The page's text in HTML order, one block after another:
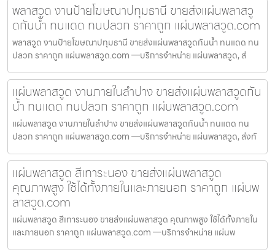
พลาสวูด งานป้ายโฆษณาปทุมธานี ขายส่งแผ่นพลาสวู
ดกันน้ำ ทนแดด ทนปลวก ราคาถูก แผ่นพลาสวูด.com
พลาสวูด งานป้ายโฆษณาปทุมธานี ขายส่งแผ่นพลาสวูดกันน้ำ ทนแดด ทน
ปลวก ราคาถูก แผ่นพลาสวูด.com —บริการจำหน่าย แผ่นพลาสวูด, ส่
แผ่นพลาสวูด งานภายในลำปาง ขายส่งแผ่นพลาสวูดกัน
น้ำ ทนแดด ทนปลวก ราคาถูก แผ่นพลาสวูด.com
แผ่นพลาสวูด งานภายในลำปาง ขายส่งแผ่นพลาสวูดกันน้ำ ทนแดด ทน
ปลวก ราคาถูก แผ่นพลาสวูด.com —บริการจำหน่าย แผ่นพลาสวูด, ส่งทั
แผ่นพลาสวูด สีเทาระนอง ขายส่งแผ่นพลาสวูด
คุณภาพสูง ใช้ได้ทั้งภายในและภายนอก ราคาถูก แผ่นพ
ลาสวูด.com
แผ่นพลาสวูด สีเทาระนอง ขายส่งแผ่นพลาสวูด คุณภาพสูง ใช้ได้ทั้งภายใน
และภายนอก ราคาถูก แผ่นพลาสวูด.com —บริการจำหน่าย แผ่นพ